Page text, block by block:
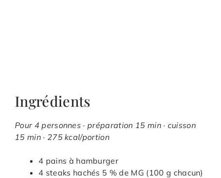
Ingrédients
Pour 4 personnes · préparation 15 min · cuisson
15 min · 275 kcal/portion
4 pains à hamburger
4 steaks hachés 5 % de MG (100 g chacun)